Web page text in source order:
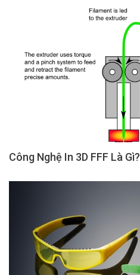
Công Nghệ In 3D FFF Là Gì?